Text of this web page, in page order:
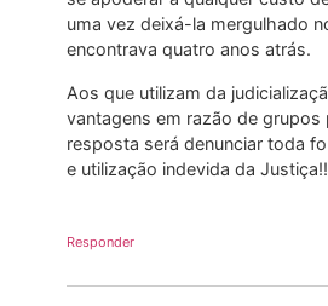
uma vez deixá-la mergulhado
encontrava quatro anos atrás.
Aos que utilizam da
vantagens em razão de grupos
resposta será denunciar toda
e utilização indevida da
Responder